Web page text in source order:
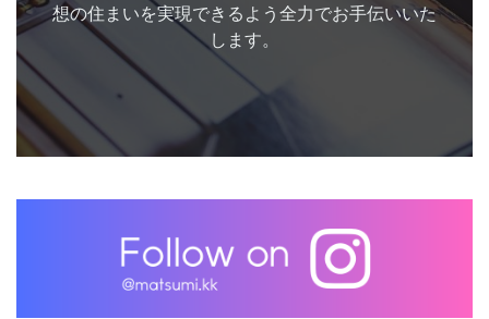
想の住まいを実現できるよう全力でお手伝いいた
します。